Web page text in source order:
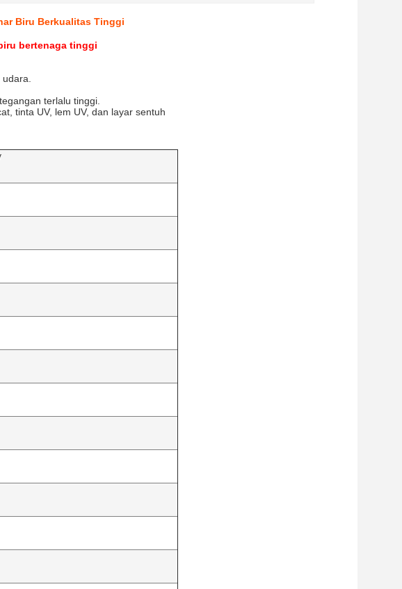
Biru Berkualitas Tinggi
bertenaga tinggi
terlalu tinggi.
tinta UV, lem UV, dan layar sentuh